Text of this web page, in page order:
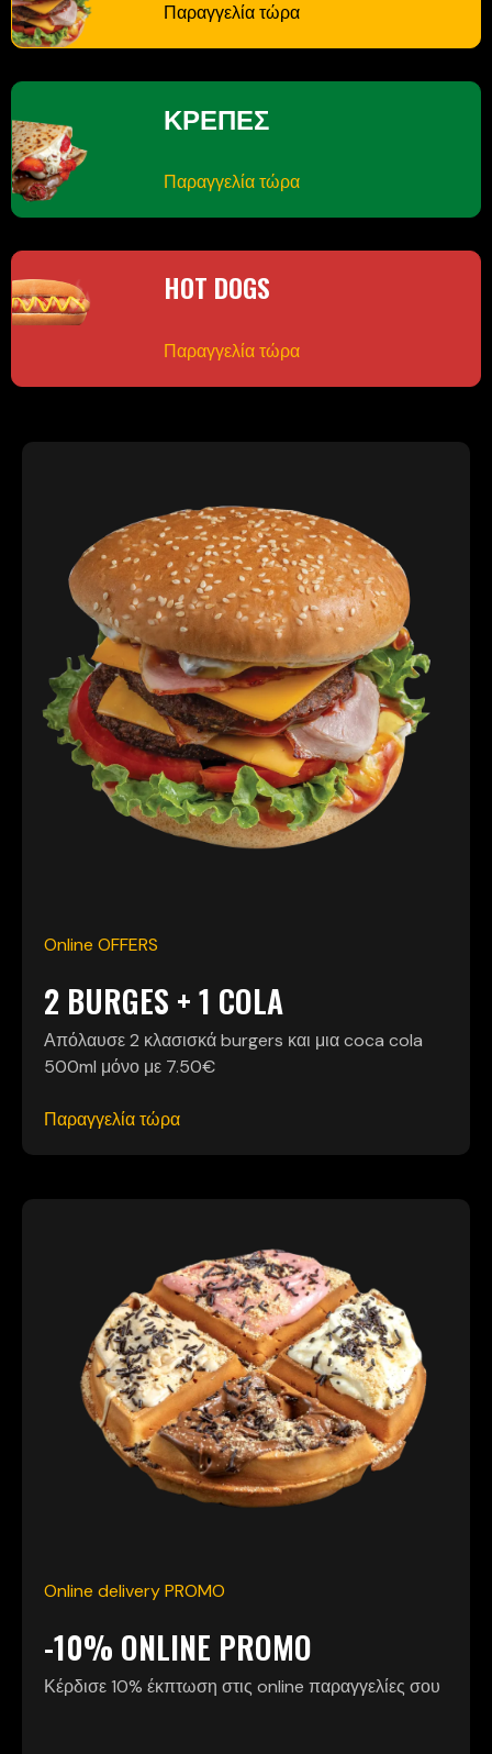
Παραγγελία τώρα
ΚΡΕΠΕΣ
Παραγγελία τώρα
HOT DOGS
Παραγγελία τώρα
Online OFFERS
2 BURGES + 1 COLA
Απόλαυσε 2 κλασισκά burgers και μια coca cola
500ml μόνο με 7.50€
Παραγγελία τώρα
Online delivery PROMO
-10% ONLINE PROMO
Κέρδισε 10% έκπτωση στις online παραγγελίες σου